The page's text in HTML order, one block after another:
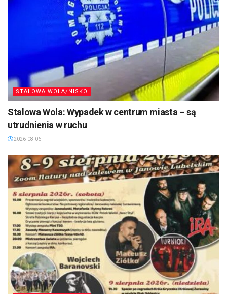
STALOWA WOLA/NISKO
Stalowa Wola: Wypadek w centrum miasta – są
utrudnienia w ruchu
2026-08-06